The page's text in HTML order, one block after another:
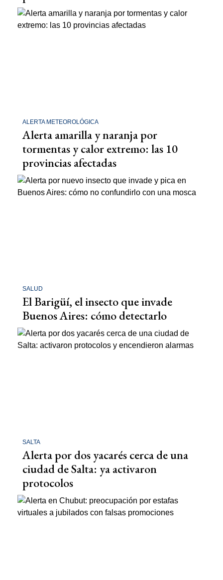
ALERTA METEOROLÓGICA
Alerta amarilla y naranja por
tormentas y calor extremo: las 10
provincias afectadas
SALUD
El Barigüí, el insecto que invade
Buenos Aires: cómo detectarlo
SALTA
Alerta por dos yacarés cerca de una
ciudad de Salta: ya activaron
protocolos